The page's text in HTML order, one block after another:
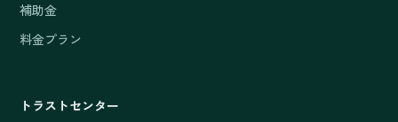
補助金
料金プラン
トラストセンター